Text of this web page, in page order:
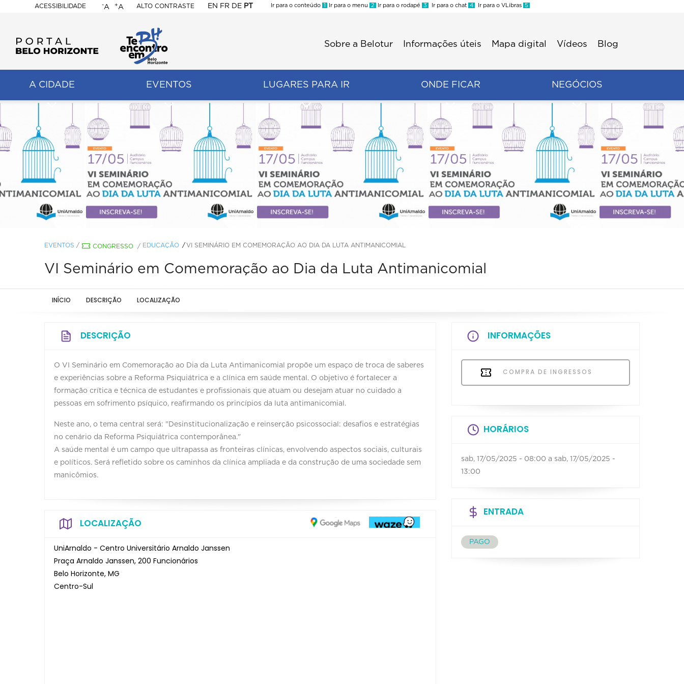
ACESSIBILIDADE
BELO
HORIZONTE
-A +A ALTO CONTRASTE EN FR DE PT
Ir para o conteúdo 1 Ir para o menu 2 Ir para o rodapé 3 Ir para o chat 4 Ir para o VLibras 5
Sobre a Belotur Informações úteis Mapa digital Vídeos Blog
A CIDADE EVENTOS LUGARES PARA IR ONDE FICAR NEGÓCIOS
EVENTOS / CONGRESSO / EDUCAÇÃO VI SEMINÁRIO EM COMEMORAÇÃO AO DIA DA LUTA ANTIMANICOMIAL
VI Seminário em Comemoração ao Dia da Luta Antimanicomial
INÍCIO DESCRIÇÃO LOCALIZAÇÃO
DESCRIÇÃO
O VI Seminário em Comemoração ao Dia da Luta Antimanicomial propõe um espaço de troca de saberes
e experiências sobre a Reforma Psiquiátrica e a clínica em saúde mental. O objetivo é fortalecer a
formação crítica e técnica de estudantes e profissionais que atuam ou desejam atuar no cuidado a
pessoas em sofrimento psíquico, reafirmando os princípios da luta antimanicomial.
Neste ano, o tema central será: "Desinstitucionalização e reinserção psicossocial: desafios e estratégias
no cenário da Reforma Psiquiátrica contemporânea."
A saúde mental é um campo que ultrapassa as fronteiras clínicas, envolvendo aspectos sociais, culturais
e políticos. Será refletido sobre os caminhos da clínica ampliada e da construção de uma sociedade sem
manicômios.
LOCALIZAÇÃO
UniArnaldo - Centro Universitário Arnaldo Janssen
Praça Arnaldo Janssen, 200 Funcionários
Belo Horizonte, MG
Centro-Sul
INFORMAÇÕES
COMPRA DE INGRESSOS
HORÁRIOS
sab, 17/05/2025 - 08:00 a sab, 17/05/2025 -
13:00
ENTRADA
PAGO